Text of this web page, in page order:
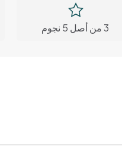
3 من أصل 5 نجوم